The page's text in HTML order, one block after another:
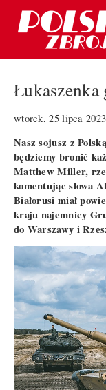
Łukaszenka
wtorek, 25 lipca 2023
Nasz sojusz z
będziemy bronić
Matthew Miller,
komentując słowa
Białorusi miał
kraju najemnicy
do Warszawy i